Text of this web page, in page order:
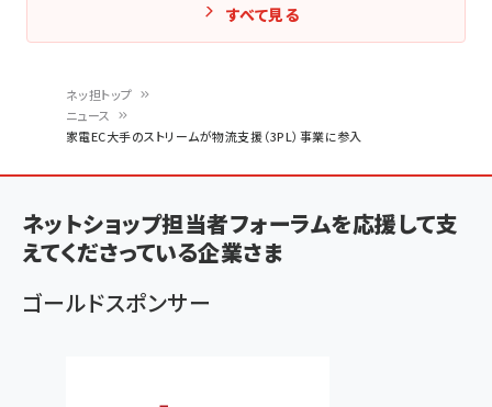
ン
く
ず
ネッ担トップ
ニュース
家電EC大手のストリームが物流支援（3PL）事業に参入
すべて見る
ネットショップ担当者フォーラムを応援して支
えてくださっている企業さま
ゴールドスポンサー